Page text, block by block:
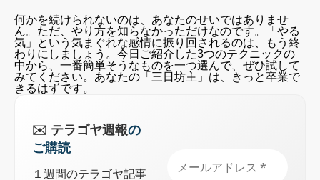
何かを続けられないのは、あなたのせいではありませ
ん。ただ、やり方を知らなかっただけなのです。「やる
気」という気まぐれな感情に振り回されるのは、もう終
わりにしましょう。今日ご紹介した3つのテクニックの
中から、一番簡単そうなものを一つ選んで、ぜひ試して
みてください。あなたの「三日坊主」は、きっと卒業で
きるはずです。
✉️ テラゴヤ週報の
ご購読
１週間のテラゴヤ記事
なぜ「やる気」は長続きしないのか？